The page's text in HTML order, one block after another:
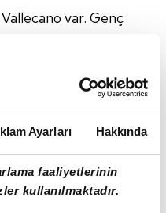
Ayarları Hakkında
faaliyetlerinin
kullanılmaktadır.
var. Genç
adını finale
Rayo Vallecano
takip edebilirsiniz.